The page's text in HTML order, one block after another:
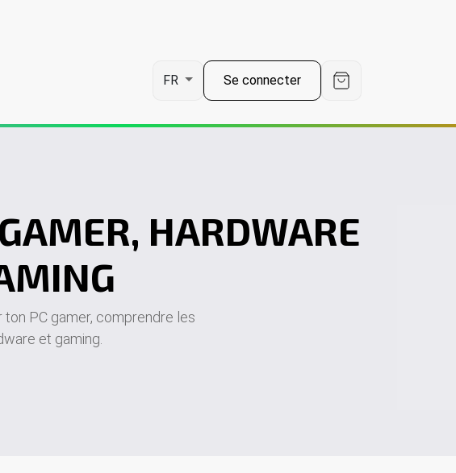
FR Se connecter
HARDWARE
PC gamer, comprendre les
et gaming.